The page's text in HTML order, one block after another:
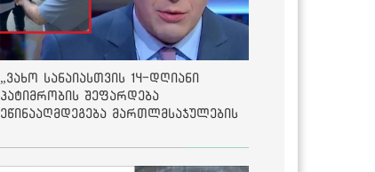
„ვახო სანაიასთვის 14-დღიანი
პატიმრობის შეფარდება
ეწინააღმდეგება მართლმსაჯულების